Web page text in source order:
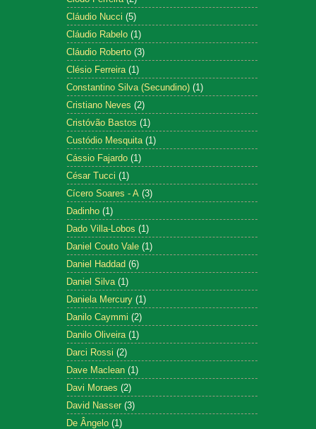
Cláudio Nucci (5)
Cláudio Rabelo (1)
Cláudio Roberto (3)
Clésio Ferreira (1)
Constantino Silva (Secundino) (1)
Cristiano Neves (2)
Cristóvão Bastos (1)
Custódio Mesquita (1)
Cássio Fajardo (1)
César Tucci (1)
Cícero Soares - A (3)
Dadinho (1)
Dado Villa-Lobos (1)
Daniel Couto Vale (1)
Daniel Haddad (6)
Daniel Silva (1)
Daniela Mercury (1)
Danilo Caymmi (2)
Danilo Oliveira (1)
Darci Rossi (2)
Dave Maclean (1)
Davi Moraes (2)
David Nasser (3)
De Ângelo (1)